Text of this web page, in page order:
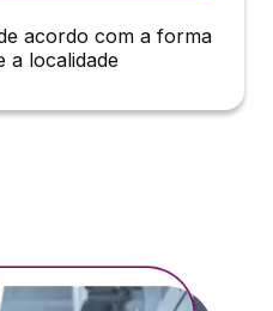
acordo com a forma
a localidade